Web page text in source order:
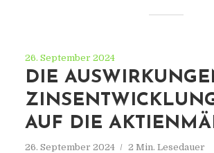
26. September 2024
DIE
AUF DIE
26. September 2024 2 Min. Lesedauer